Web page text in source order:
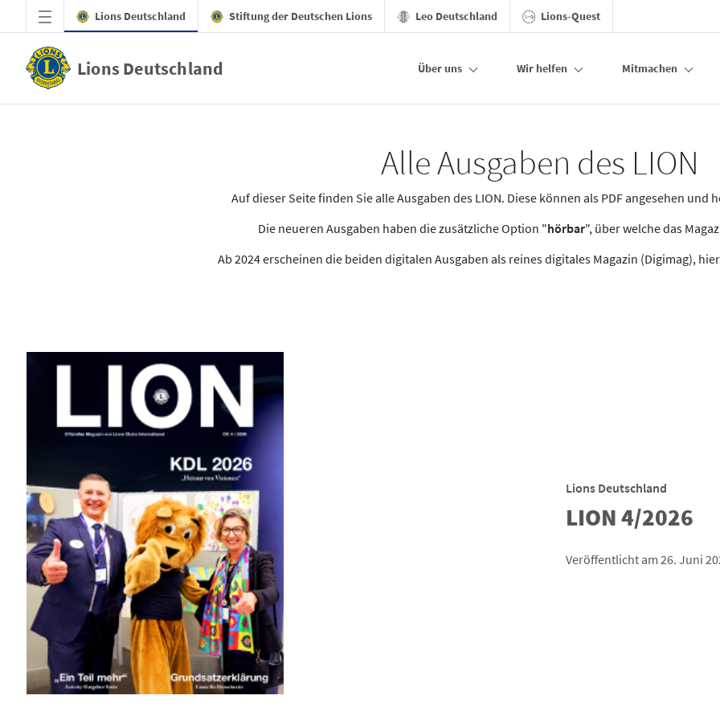
Zum Hauptinhalt springen
Lions Deutschland Stiftung der Deutschen Lions Leo Deutschland Lions-Quest
Lions Deutschland Über uns Wir helfen Mitmachen
Alle Ausgaben des LION
Auf dieser Seite finden Sie alle Ausgaben des LION. Diese können als PDF angesehen und
Die neueren Ausgaben haben die zusätzliche Option "hörbar", über welche das
Ab 2024 erscheinen die beiden digitalen Ausgaben als reines digitales Magazin (Digimag),
Lions Deutschland
LION 4/2026
Veröffentlicht am 26. Juni